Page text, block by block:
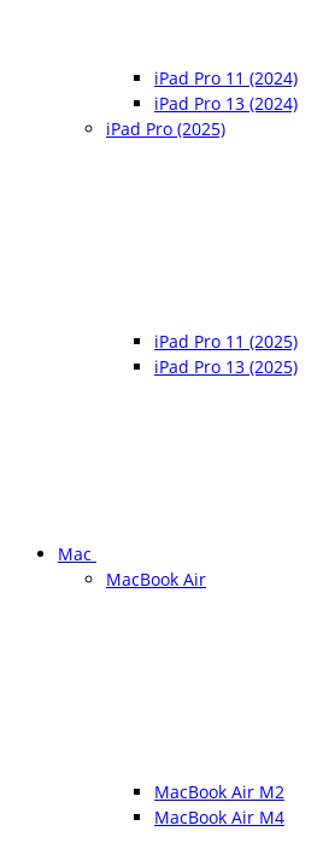
iPad Pro 11 (2024)
iPad Pro 13 (2024)
iPad Pro (2025)
iPad Pro 11 (2025)
iPad Pro 13 (2025)
Mac
MacBook Air
MacBook Air M2
MacBook Air M4